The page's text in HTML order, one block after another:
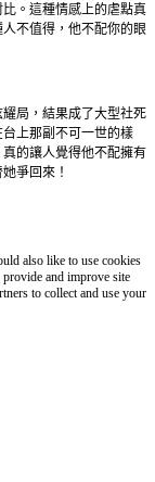
。這種情感上的虐點真
不值得，他不配你的眼
局，結果成了大型社死
上那副不可一世的樣
的讓人覺得他不配擁有
爭回來！
also like to use cookies
and improve site
to collect and use your